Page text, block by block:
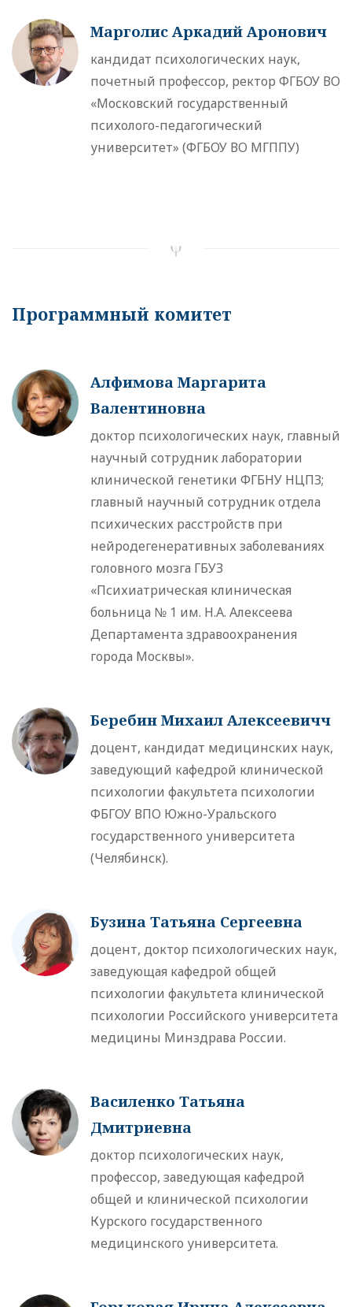
Марголис Аркадий Аронович
кандидат психологических наук,
почетный профессор, ректор ФГБОУ ВО
«Московский государственный
психолого-педагогический
университет» (ФГБОУ ВО МГППУ)
Программный комитет
Алфимова Маргарита
Валентиновна
доктор психологических наук, главный
научный сотрудник лаборатории
клинической генетики ФГБНУ НЦПЗ;
главный научный сотрудник отдела
психических расстройств при
нейродегенеративных заболеваниях
головного мозга ГБУЗ
«Психиатрическая клиническая
больница № 1 им. Н.А. Алексеева
Департамента здравоохранения
города Москвы».
Беребин Михаил Алексеевичч
доцент, кандидат медицинских наук,
заведующий кафедрой клинической
психологии факультета психологии
ФБГОУ ВПО Южно-Уральского
государственного университета
(Челябинск).
Бузина Татьяна Сергеевна
доцент, доктор психологических наук,
заведующая кафедрой общей
психологии факультета клинической
психологии Российского университета
медицины Минздрава России.
Василенко Татьяна
Дмитриевна
доктор психологических наук,
профессор, заведующая кафедрой
общей и клинической психологии
Курского государственного
медицинского университета.